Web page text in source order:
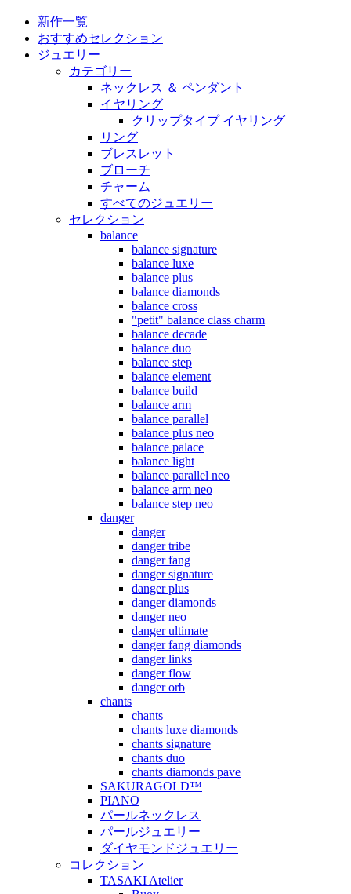
新作一覧
おすすめセレクション
ジュエリー
カテゴリー
ネックレス ＆ ペンダント
イヤリング
クリップタイプ イヤリング
リング
ブレスレット
ブローチ
チャーム
すべてのジュエリー
セレクション
balance
balance signature
balance luxe
balance plus
balance diamonds
balance cross
"petit" balance class charm
balance decade
balance duo
balance step
balance element
balance build
balance arm
balance parallel
balance plus neo
balance palace
balance light
balance parallel neo
balance arm neo
balance step neo
danger
danger
danger tribe
danger fang
danger signature
danger plus
danger diamonds
danger neo
danger ultimate
danger fang diamonds
danger links
danger flow
danger orb
chants
chants
chants luxe diamonds
chants signature
chants duo
chants diamonds pave
SAKURAGOLD™
PIANO
パールネックレス
パールジュエリー
ダイヤモンドジュエリー
コレクション
TASAKI Atelier